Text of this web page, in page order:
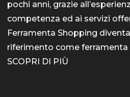
pochi anni, grazie
competenza ed ai servizi
Ferramenta Shopping
riferimento come ferramenta
SCOPRI DI PIÙ